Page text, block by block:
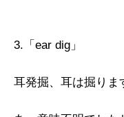
3.「ear dig」
耳発掘、耳は掘りま